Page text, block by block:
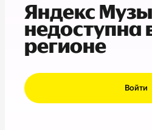
Яндекс
недоступна
регионе
Войти